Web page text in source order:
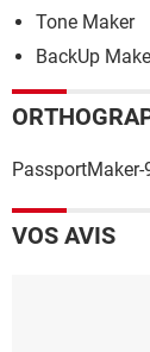
Tone Maker
BackUp
PassportMaker-
VOS AVIS